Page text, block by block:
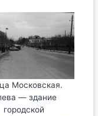
Московская.
— здание
городской